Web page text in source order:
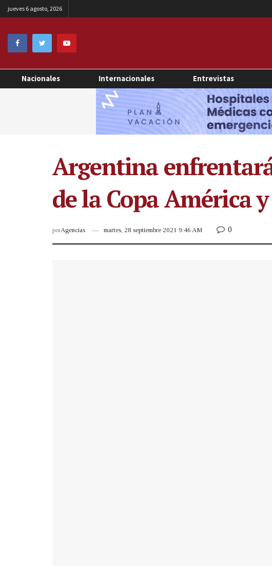
jueves 6 agosto, 2026
Nacionales Internacionales Entrevistas
Argentina
de la Copa América
porAgencias martes, 28 septiembre 2021 9:46 AM 0